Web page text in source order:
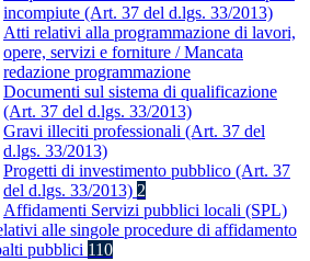
incompiute (Art. 37 del d.lgs. 33/2013)
Atti relativi alla programmazione di lavori,
opere, servizi e forniture / Mancata
redazione programmazione
Documenti sul sistema di qualificazione
(Art. 37 del d.lgs. 33/2013)
Gravi illeciti professionali (Art. 37 del
d.lgs. 33/2013)
Progetti di investimento pubblico (Art. 37
del d.lgs. 33/2013) 2
Affidamenti Servizi pubblici locali (SPL)
alle singole procedure di affidamento
pubblici 110